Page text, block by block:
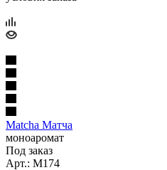
Matcha Матча
моноаромат
Под заказ
Арт.: M174